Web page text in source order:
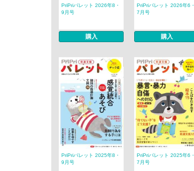
PriPriパレット 2026年8・
9月号
購入
PriPriパレット 2026年6・
7月号
購入
PriPriパレット 2025年8・
9月号
PriPriパレット 2025年6・
7月号